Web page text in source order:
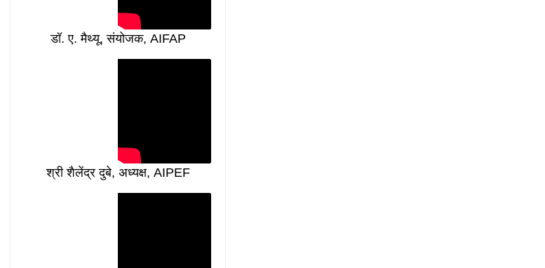
डॉ. ए. मैथ्यू, संयोजक, AIFAP
श्री शैलेंद्र दुबे, अध्यक्ष, AIPEF